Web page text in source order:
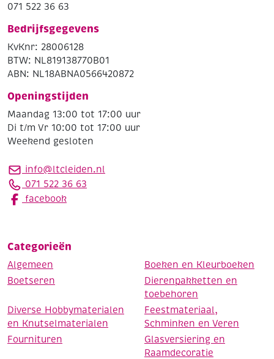
071 522 36 63
Bedrijfsgegevens
KvKnr: 28006128
BTW: NL819138770B01
ABN: NL18ABNA0566420872
Openingstijden
Maandag 13:00 tot 17:00 uur
Di t/m Vr 10:00 tot 17:00 uur
Weekend gesloten
info@ltcleiden.nl
071 522 36 63
facebook
Categorieën
Algemeen
Boeken en Kleurboeken
Boetseren
Dierenpakketten en
toebehoren
Diverse Hobbymaterialen
en Knutselmaterialen
Feestmateriaal,
Schminken en Veren
Fournituren
Glasversiering en
Raamdecoratie